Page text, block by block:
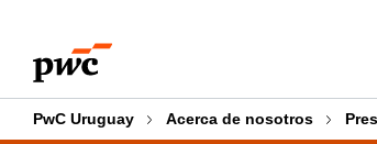
content
footer
PwC Uruguay Acerca de nosotros